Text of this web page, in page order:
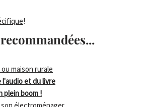
!
maison rurale
l'audio et du livre
plein boom !